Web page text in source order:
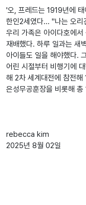
'오, 프레드는 1919년에
한인2세였다... "나는 오리
우리 가족은 아이다호에
재배했다. 하루 일과는 새
아이들도 일을 해야했다.
어린 시절부터 비행기에
해 2차 세계대전에 참전해
은성무공훈장을 비롯해
rebecca kim
2025년 8월 02일